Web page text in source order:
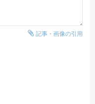
記事・画像の引用